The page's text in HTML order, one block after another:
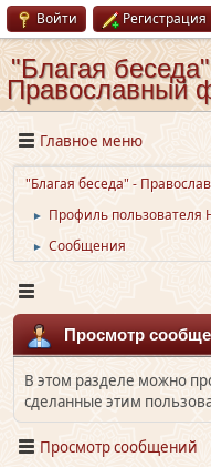
Войти Регистрация
"Благая
Православный
Главное меню
"Благая беседа" -
► Профиль пользователя
► Сообщения
Просмотр
В этом разделе можно
сделанные этим
Просмотр сообщений